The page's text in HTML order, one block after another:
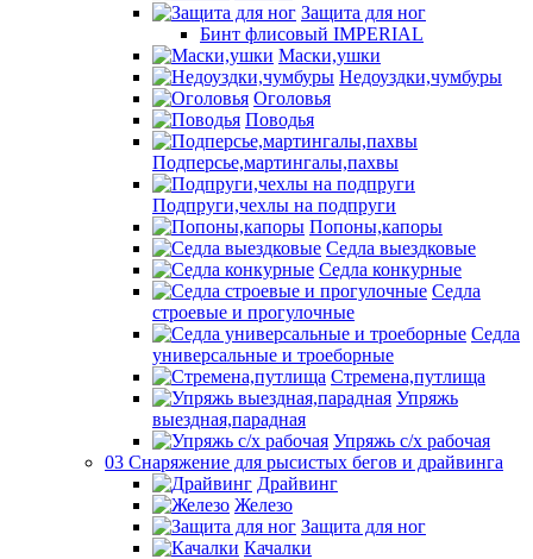
Защита для ног
Бинт флисовый IMPERIAL
Маски,ушки
Недоуздки,чумбуры
Оголовья
Поводья
Подперсье,мартингалы,пахвы
Подпруги,чехлы на подпруги
Попоны,капоры
Седла выездковые
Седла конкурные
Седла
строевые и прогулочные
Седла
универсальные и троеборные
Стремена,путлища
Упряжь
выездная,парадная
Упряжь с/х рабочая
03 Снаряжение для рысистых бегов и драйвинга
Драйвинг
Железо
Защита для ног
Качалки